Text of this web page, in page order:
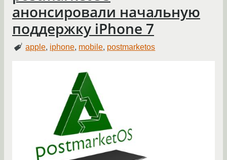
анонсировали начальную
поддержку iPhone 7
apple, iphone, mobile, postmarketos